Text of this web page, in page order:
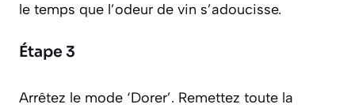
le temps que l’odeur de vin s’adoucisse.
Étape 3
Arrêtez le mode ‘Dorer’. Remettez toute la